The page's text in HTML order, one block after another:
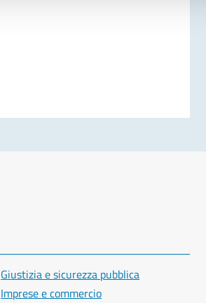
Giustizia e sicurezza pubblica
Imprese e commercio